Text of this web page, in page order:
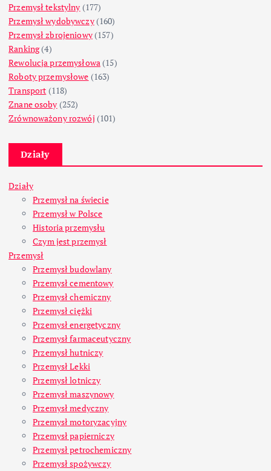
Przemysł tekstylny (177)
Przemysł wydobywczy(160)
Przemysł zbrojeniowy(157)
Ranking(4)
Rewolucja przemysłowa (15)
Roboty przemysłowe (163)
Transport (118)
Znane osoby (252)
Zrównoważony rozwój (101)
Działy
Działy
Przemysł na świecie
Przemysł w Polsce
Historia przemysłu
Czym jest przemysł
Przemysł
Przemysł budowlany
Przemysł cementowy
Przemysł chemiczny
Przemysł ciężki
Przemysł energetyczny
Przemysł farmaceutyczny
Przemysł hutniczy
Przemysł Lekki
Przemysł lotniczy
Przemysł maszynowy
Przemysł medyczny
Przemysł motoryzacyjny
Przemysł papierniczy
Przemysł petrochemiczny
Przemysł spożywczy